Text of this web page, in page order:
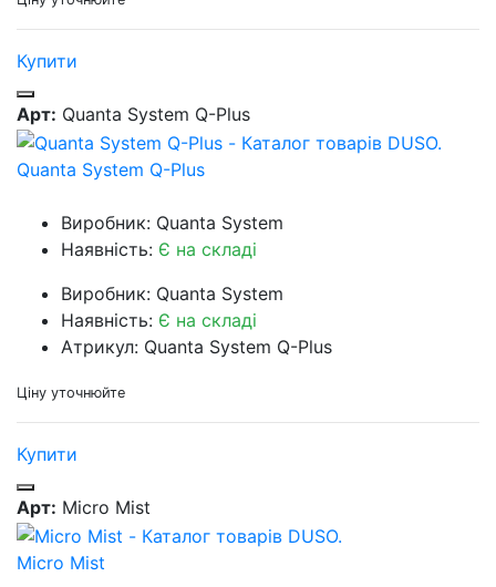
Купити
Арт: Quanta System Q-Plus
Quanta System Q-Plus
Виробник: Quanta System
Наявність: Є на складі
Виробник: Quanta System
Наявність: Є на складі
Атрикул: Quanta System Q-Plus
Ціну уточнюйте
Купити
Арт: Micro Mist
Micro Mist